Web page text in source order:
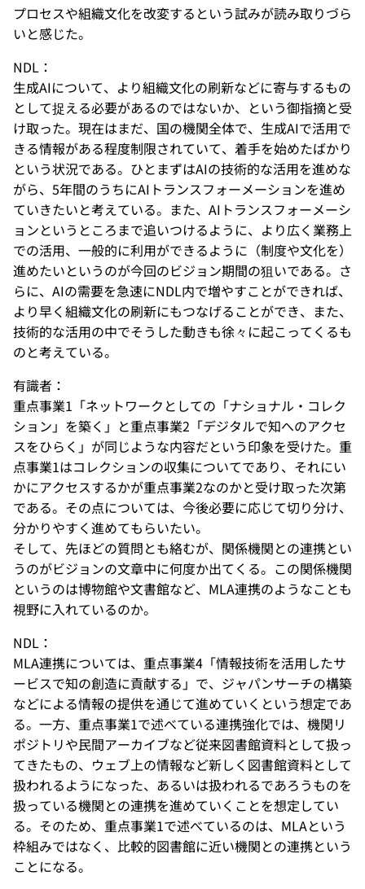
プロセスや組織文化を改変するという試みが読み取りづら
いと感じた。
NDL：
生成AIについて、より組織文化の刷新などに寄与するもの
として捉える必要があるのではないか、という御指摘と受
け取った。現在はまだ、国の機関全体で、生成AIで活用で
きる情報がある程度制限されていて、着手を始めたばかり
という状況である。ひとまずはAIの技術的な活用を進めな
がら、5年間のうちにAIトランスフォーメーションを進め
ていきたいと考えている。また、AIトランスフォーメーシ
ョンというところまで追いつけるように、より広く業務上
での活用、一般的に利用ができるように（制度や文化を）
進めたいというのが今回のビジョン期間の狙いである。さ
らに、AIの需要を急速にNDL内で増やすことができれば、
より早く組織文化の刷新にもつなげることができ、また、
技術的な活用の中でそうした動きも徐々に起こってくるも
のと考えている。
有識者：
重点事業1「ネットワークとしての「ナショナル・コレク
ション」を築く」と重点事業2「デジタルで知へのアクセ
スをひらく」が同じような内容だという印象を受けた。重
点事業1はコレクションの収集についてであり、それにい
かにアクセスするかが重点事業2なのかと受け取った次第
である。その点については、今後必要に応じて切り分け、
分かりやすく進めてもらいたい。
そして、先ほどの質問とも絡むが、関係機関との連携とい
うのがビジョンの文章中に何度か出てくる。この関係機関
というのは博物館や文書館など、MLA連携のようなことも
視野に入れているのか。
NDL：
MLA連携については、重点事業4「情報技術を活用したサ
ービスで知の創造に貢献する」で、ジャパンサーチの構築
などによる情報の提供を通じて進めていくという想定であ
る。一方、重点事業1で述べている連携強化では、機関リ
ポジトリや民間アーカイブなど従来図書館資料として扱っ
てきたもの、ウェブ上の情報など新しく図書館資料として
扱われるようになった、あるいは扱われるであろうものを
扱っている機関との連携を進めていくことを想定してい
る。そのため、重点事業1で述べているのは、MLAという
枠組みではなく、比較的図書館に近い機関との連携という
ことになる。